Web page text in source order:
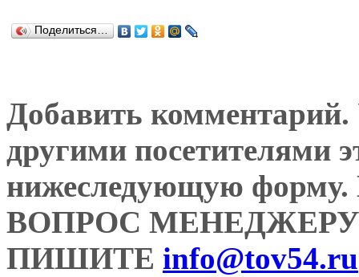
Поделиться…
Добавить комментарий.
другими посетителями
нижеследующую
ВОПРОС
ПИШИТЕ info@tov54.ru